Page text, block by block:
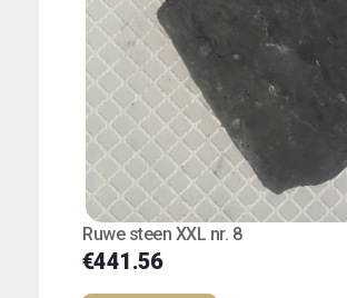
Ruwe steen XXL nr. 8
€441.56